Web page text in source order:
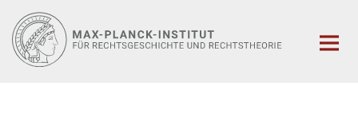
Hauptinhalt